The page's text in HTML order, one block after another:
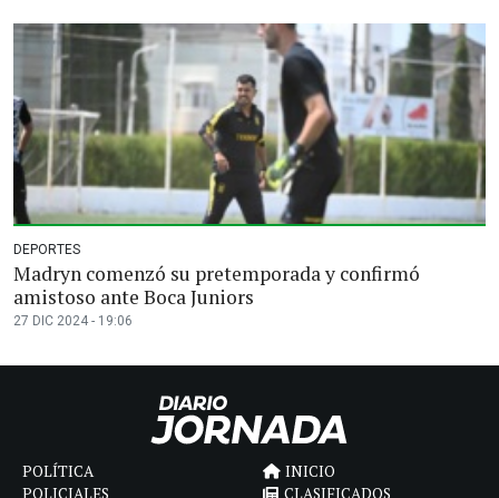
DEPORTES
Madryn comenzó su pretemporada y confirmó
amistoso ante Boca Juniors
27 DIC 2024 - 19:06
POLÍTICA
POLICIALES
INICIO
CLASIFICADOS